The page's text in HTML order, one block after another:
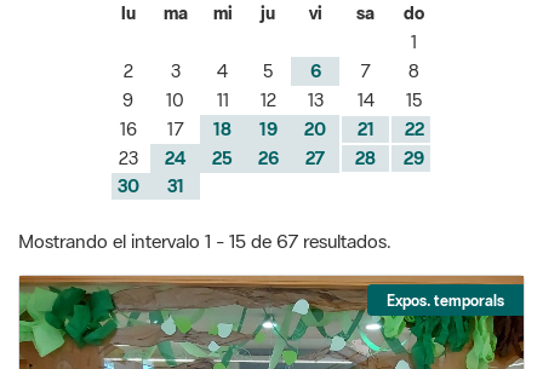
lu
ma mi ju vi sa
do
1
2
3 4 5 6 7
8
9
10 11 12 13 14
15
16
17 18 19 20 21
22
23
24 25 26 27 28
29
30
31
Mostrando el intervalo 1 - 15 de 67 resultados.
Expos. temporals